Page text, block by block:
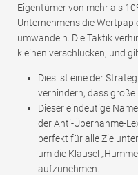
Eigentümer von mehr als
Unternehmens die
umwandeln. Die Taktik
kleinen verschlucken, und
Dies ist eine der
verhindern, dass große
Dieser eindeutige
der Anti-Übernahme-
perfekt für alle
um die Klausel
aufzunehmen.